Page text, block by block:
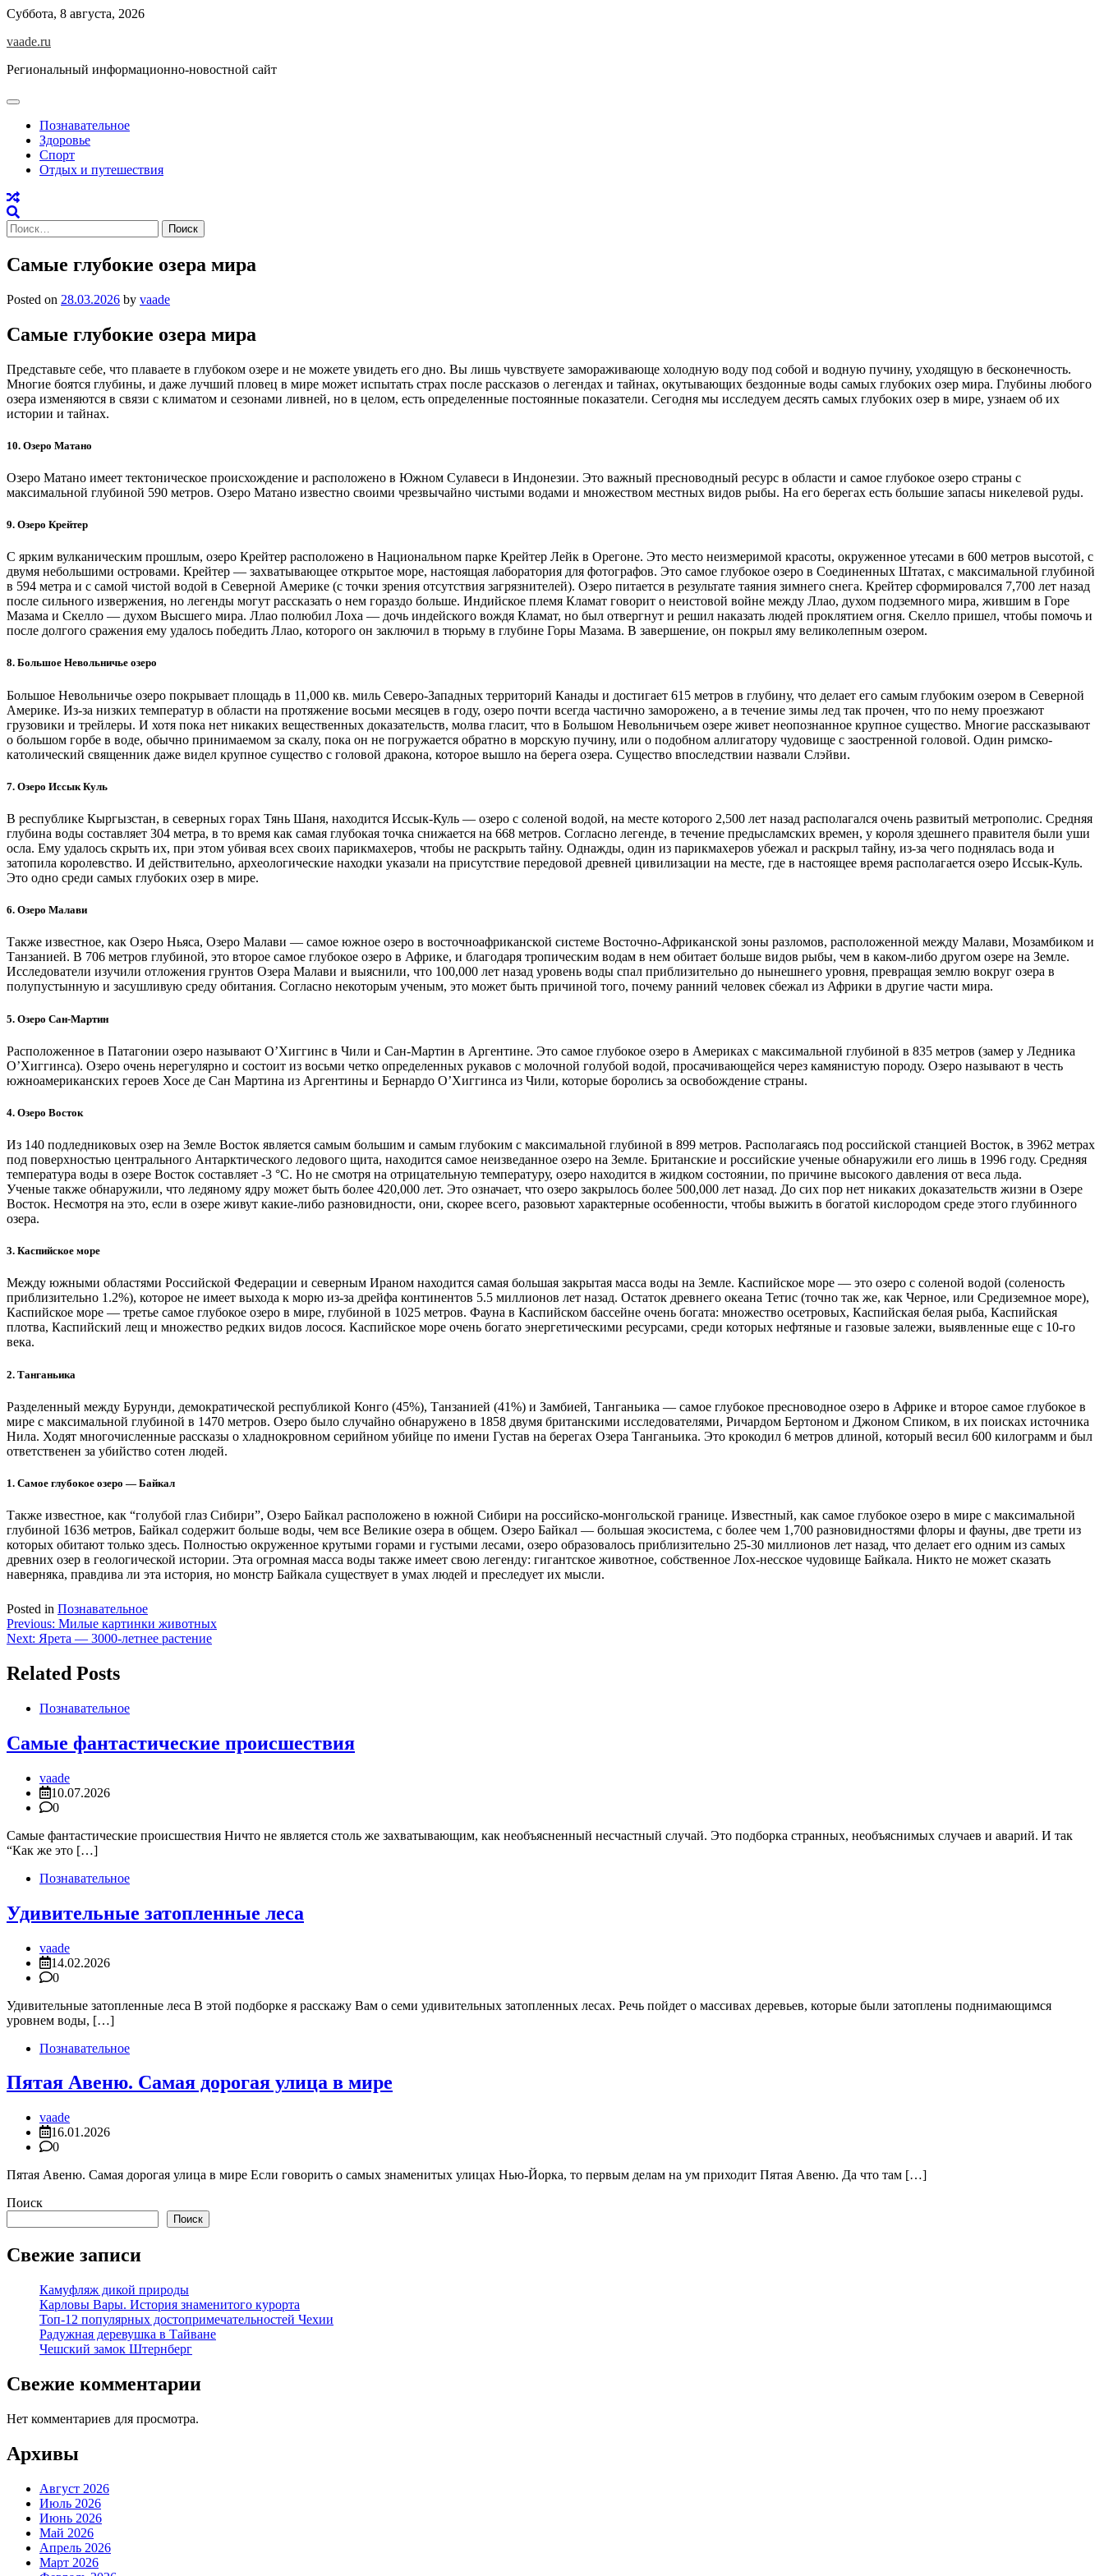
Skip
content
Суббота, 8 августа, 2026
vaade.ru
Региональный информационно-новостной сайт
Познавательное
Здоровье
Спорт
Отдых и путешествия
Найти:
Самые глубокие озера мира
Posted on 28.03.2026 by vaade
Самые глубокие озера мира
Представьте себе, что плаваете в глубоком озере и не можете увидеть его дно. Вы лишь чувствуете замораживающе холодную воду под собой и водную пучину, уходящую в бесконечность.
Многие боятся глубины, и даже лучший пловец в мире может испытать страх после рассказов о легендах и тайнах, окутывающих бездонные воды самых глубоких озер мира. Глубины любого
озера изменяются в связи с климатом и сезонами ливней, но в целом, есть определенные постоянные показатели. Сегодня мы исследуем десять самых глубоких озер в мире, узнаем об их
истории и тайнах.
10. Озеро Матано
Озеро Матано имеет тектоническое происхождение и расположено в Южном Сулавеси в Индонезии. Это важный пресноводный ресурс в области и самое глубокое озеро страны с
максимальной глубиной 590 метров. Озеро Матано известно своими чрезвычайно чистыми водами и множеством местных видов рыбы. На его берегах есть большие запасы никелевой руды.
9. Озеро Крейтер
С ярким вулканическим прошлым, озеро Крейтер расположено в Национальном парке Крейтер Лейк в Орегоне. Это место неизмеримой красоты, окруженное утесами в 600 метров высотой, с
двумя небольшими островами. Крейтер — захватывающее открытое море, настоящая лаборатория для фотографов. Это самое глубокое озеро в Соединенных Штатах, с максимальной глубиной
в 594 метра и с самой чистой водой в Северной Америке (с точки зрения отсутствия загрязнителей). Озеро питается в результате таяния зимнего снега. Крейтер сформировался 7,700 лет назад
после сильного извержения, но легенды могут рассказать о нем гораздо больше. Индийское племя Кламат говорит о неистовой войне между Ллао, духом подземного мира, жившим в Горе
Мазама и Скелло — духом Высшего мира. Ллао полюбил Лоха — дочь индейского вождя Кламат, но был отвергнут и решил наказать людей проклятием огня. Скелло пришел, чтобы помочь и
после долгого сражения ему удалось победить Ллао, которого он заключил в тюрьму в глубине Горы Мазама. В завершение, он покрыл яму великолепным озером.
8. Большое Невольничье озеро
Большое Невольничье озеро покрывает площадь в 11,000 кв. миль Северо-Западных территорий Канады и достигает 615 метров в глубину, что делает его самым глубоким озером в Северной
Америке. Из-за низких температур в области на протяжение восьми месяцев в году, озеро почти всегда частично заморожено, а в течение зимы лед так прочен, что по нему проезжают
грузовики и трейлеры. И хотя пока нет никаких вещественных доказательств, молва гласит, что в Большом Невольничьем озере живет неопознанное крупное существо. Многие рассказывают
о большом горбе в воде, обычно принимаемом за скалу, пока он не погружается обратно в морскую пучину, или о подобном аллигатору чудовище с заостренной головой. Один римско-
католический священник даже видел крупное существо с головой дракона, которое вышло на берега озера. Существо впоследствии назвали Слэйви.
7. Озеро Иссык Куль
В республике Кыргызстан, в северных горах Тянь Шаня, находится Иссык-Куль — озеро с соленой водой, на месте которого 2,500 лет назад располагался очень развитый метрополис. Средняя
глубина воды составляет 304 метра, в то время как самая глубокая точка снижается на 668 метров. Согласно легенде, в течение предысламских времен, у короля здешнего правителя были уши
осла. Ему удалось скрыть их, при этом убивая всех своих парикмахеров, чтобы не раскрыть тайну. Однажды, один из парикмахеров убежал и раскрыл тайну, из-за чего поднялась вода и
затопила королевство. И действительно, археологические находки указали на присутствие передовой древней цивилизации на месте, где в настоящее время располагается озеро Иссык-Куль.
Это одно среди самых глубоких озер в мире.
6. Озеро Малави
Также известное, как Озеро Ньяса, Озеро Малави — самое южное озеро в восточноафриканской системе Восточно-Африканской зоны разломов, расположенной между Малави, Мозамбиком и
Танзанией. В 706 метров глубиной, это второе самое глубокое озеро в Африке, и благодаря тропическим водам в нем обитает больше видов рыбы, чем в каком-либо другом озере на Земле.
Исследователи изучили отложения грунтов Озера Малави и выяснили, что 100,000 лет назад уровень воды спал приблизительно до нынешнего уровня, превращая землю вокруг озера в
полупустынную и засушливую среду обитания. Согласно некоторым ученым, это может быть причиной того, почему ранний человек сбежал из Африки в другие части мира.
5. Озеро Сан-Мартин
Расположенное в Патагонии озеро называют О’Хиггинс в Чили и Сан-Мартин в Аргентине. Это самое глубокое озеро в Америках с максимальной глубиной в 835 метров (замер у Ледника
О’Хиггинса). Озеро очень нерегулярно и состоит из восьми четко определенных рукавов с молочной голубой водой, просачивающейся через камянистую породу. Озеро называют в честь
южноамериканских героев Хосе де Сан Мартина из Аргентины и Бернардо О’Хиггинса из Чили, которые боролись за освобождение страны.
4. Озеро Восток
Из 140 подледниковых озер на Земле Восток является самым большим и самым глубоким с максимальной глубиной в 899 метров. Располагаясь под российской станцией Восток, в 3962 метрах
под поверхностью центрального Антарктического ледового щита, находится самое неизведанное озеро на Земле. Британские и российские ученые обнаружили его лишь в 1996 году. Средняя
температура воды в озере Восток составляет -3 °C. Но не смотря на отрицательную температуру, озеро находится в жидком состоянии, по причине высокого давления от веса льда.
Ученые также обнаружили, что ледяному ядру может быть более 420,000 лет. Это означает, что озеро закрылось более 500,000 лет назад. До сих пор нет никаких доказательств жизни в Озере
Восток. Несмотря на это, если в озере живут какие-либо разновидности, они, скорее всего, разовьют характерные особенности, чтобы выжить в богатой кислородом среде этого глубинного
озера.
3. Каспийское море
Между южными областями Российской Федерации и северным Ираном находится самая большая закрытая масса воды на Земле. Каспийское море — это озеро с соленой водой (соленость
приблизительно 1.2%), которое не имеет выхода к морю из-за дрейфа континентов 5.5 миллионов лет назад. Остаток древнего океана Тетис (точно так же, как Черное, или Средиземное море),
Каспийское море — третье самое глубокое озеро в мире, глубиной в 1025 метров. Фауна в Каспийском бассейне очень богата: множество осетровых, Каспийская белая рыба, Каспийская
плотва, Каспийский лещ и множество редких видов лосося. Каспийское море очень богато энергетическими ресурсами, среди которых нефтяные и газовые залежи, выявленные еще с 10-го
века.
2. Танганьика
Разделенный между Бурунди, демократической республикой Конго (45%), Танзанией (41%) и Замбией, Танганьика — самое глубокое пресноводное озеро в Африке и второе самое глубокое в
мире с максимальной глубиной в 1470 метров. Озеро было случайно обнаружено в 1858 двумя британскими исследователями, Ричардом Бертоном и Джоном Спиком, в их поисках источника
Нила. Ходят многочисленные рассказы о хладнокровном серийном убийце по имени Густав на берегах Озера Танганьика. Это крокодил 6 метров длиной, который весил 600 килограмм и был
ответственен за убийство сотен людей.
1. Самое глубокое озеро — Байкал
Также известное, как “голубой глаз Сибири”, Озеро Байкал расположено в южной Сибири на российско-монгольской границе. Известный, как самое глубокое озеро в мире с максимальной
глубиной 1636 метров, Байкал содержит больше воды, чем все Великие озера в общем. Озеро Байкал — большая экосистема, с более чем 1,700 разновидностями флоры и фауны, две трети из
которых обитают только здесь. Полностью окруженное крутыми горами и густыми лесами, озеро образовалось приблизительно 25-30 миллионов лет назад, что делает его одним из самых
древних озер в геологической истории. Эта огромная масса воды также имеет свою легенду: гигантское животное, собственное Лох-несское чудовище Байкала. Никто не может сказать
наверняка, правдива ли эта история, но монстр Байкала существует в умах людей и преследует их мысли.
Posted in Познавательное
Навигация
по
записям
Previous: Милые картинки животных
Next: Ярета — 3000-летнее растение
Related Posts
Познавательное
Самые фантастические происшествия
vaade
10.07.2026
0
Самые фантастические происшествия Ничто не является столь же захватывающим, как необъясненный несчастный случай. Это подборка странных, необъяснимых случаев и аварий. И так
“Как же это […]
Познавательное
Удивительные затопленные леса
vaade
14.02.2026
0
Удивительные затопленные леса В этой подборке я расскажу Вам о семи удивительных затопленных лесах. Речь пойдет о массивах деревьев, которые были затоплены поднимающимся
уровнем воды, […]
Познавательное
Пятая Авеню. Самая дорогая улица в мире
vaade
16.01.2026
0
Пятая Авеню. Самая дорогая улица в мире Если говорить о самых знаменитых улицах Нью-Йорка, то первым делам на ум приходит Пятая Авеню. Да что там […]
Поиск
Поиск
Свежие записи
Камуфляж дикой природы
Карловы Вары. История знаменитого курорта
Топ-12 популярных достопримечательностей Чехии
Радужная деревушка в Тайване
Чешский замок Штернберг
Свежие комментарии
Нет комментариев для просмотра.
Архивы
Август 2026
Июль 2026
Июнь 2026
Май 2026
Апрель 2026
Март 2026